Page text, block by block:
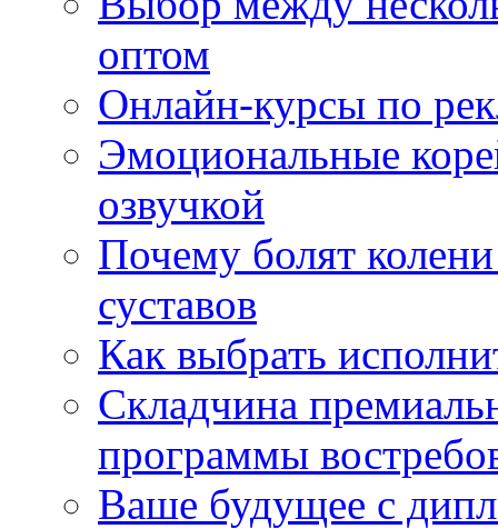
оптом
Онлайн-курсы по
Эмоциональные
озвучкой
Почему болят
суставов
Как выбрать
Складчина
программы
Ваше будущее с